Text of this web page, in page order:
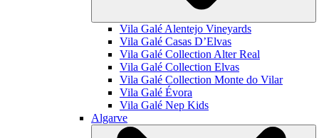
Vila Galé Alentejo Vineyards
Vila Galé Casas D’Elvas
Vila Galé Collection Alter Real
Vila Galé Collection Elvas
Vila Galé Collection Monte do Vilar
Vila Galé Évora
Vila Galé Nep Kids
Algarve